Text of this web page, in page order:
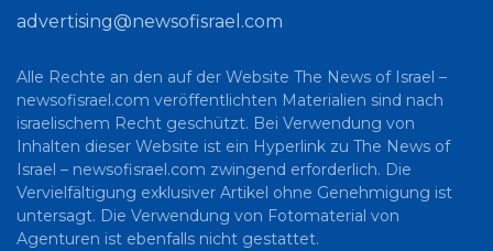
advertising@newsofisrael.com
Alle Rechte an den auf der Website The News of Israel –
newsofisrael.com veröffentlichten Materialien sind nach
israelischem Recht geschützt. Bei Verwendung von
Inhalten dieser Website ist ein Hyperlink zu The News of
Israel – newsofisrael.com zwingend erforderlich. Die
Vervielfältigung exklusiver Artikel ohne Genehmigung ist
untersagt. Die Verwendung von Fotomaterial von
Agenturen ist ebenfalls nicht gestattet.